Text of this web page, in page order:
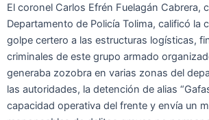
El coronel Carlos Efrén Fuelagán Cabrera,
Departamento de Policía Tolima, calificó la
golpe certero a las estructuras logísticas,
criminales de este grupo armado
generaba zozobra en varias zonas del
las autoridades, la detención de alias
capacidad operativa del frente y envía un